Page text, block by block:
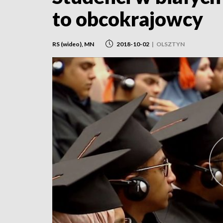
to obcokrajowcy
RS (wideo), MN 2018-10-02 | OLSZTYN